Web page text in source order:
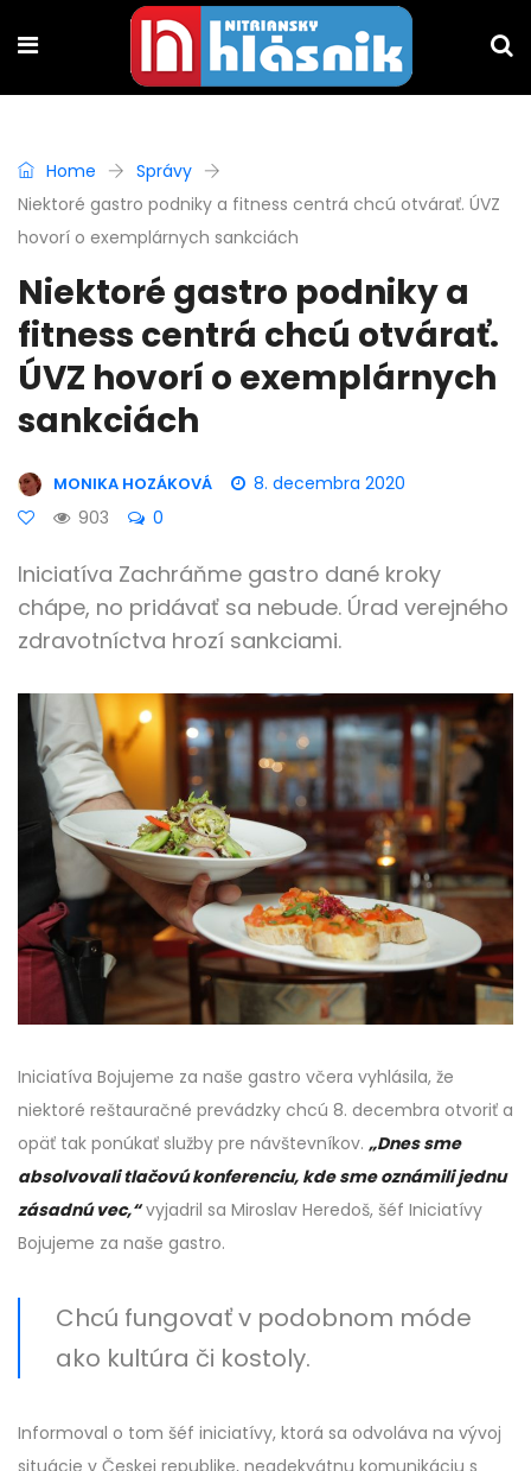
Home
Správy
Niektoré gastro podniky a fitness centrá chcú otvárať. ÚVZ
hovorí o exemplárnych sankciách
Niektoré gastro podniky a
fitness centrá chcú otvárať.
ÚVZ hovorí o exemplárnych
sankciách
MONIKA HOZÁKOVÁ
8. decembra 2020
903
0
Iniciatíva Zachráňme gastro dané kroky
chápe, no pridávať sa nebude. Úrad verejného
zdravotníctva hrozí sankciami.
Iniciatíva Bojujeme za naše gastro včera vyhlásila, že
niektoré reštauračné prevádzky chcú 8. decembra otvoriť a
opäť tak ponúkať služby pre návštevníkov. „Dnes sme
absolvovali tlačovú konferenciu, kde sme oznámili jednu
zásadnú vec,“vyjadril sa Miroslav Heredoš, šéf Iniciatívy
Bojujeme za naše gastro.
Chcú fungovať v podobnom móde
ako kultúra či kostoly.
Informoval o tom šéf iniciatívy, ktorá sa odvoláva na vývoj
situácie v Českej republike, neadekvátnu komunikáciu s